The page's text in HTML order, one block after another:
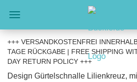
+++ VERSANDKOSTENFREI
TAGE RÜCKGABE | FREE SHIPPING
DAY RETURN POLICY +++
Design Gürtelschnalle Lilienkreuz,